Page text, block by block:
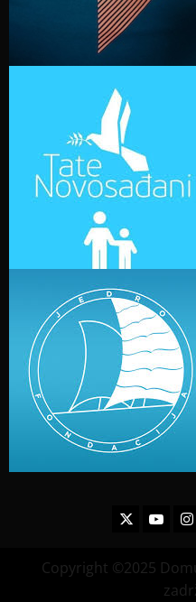
TwitterYoutube
Copyright ©2025